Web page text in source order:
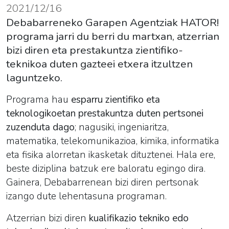
2021/12/16
Debabarreneko Garapen Agentziak HATOR!
programa jarri du berri du martxan, atzerrian
bizi diren eta prestakuntza zientifiko-
teknikoa duten gazteei etxera itzultzen
laguntzeko.
Programa hau esparru zientifiko eta
teknologikoetan prestakuntza duten pertsonei
zuzenduta dago; nagusiki, ingeniaritza,
matematika, telekomunikazioa, kimika, informatika
eta fisika alorretan ikasketak dituztenei. Hala ere,
beste diziplina batzuk ere baloratu egingo dira.
Gainera, Debabarrenean bizi diren pertsonak
izango dute lehentasuna programan.
Atzerrian bizi diren kualifikazio tekniko edo